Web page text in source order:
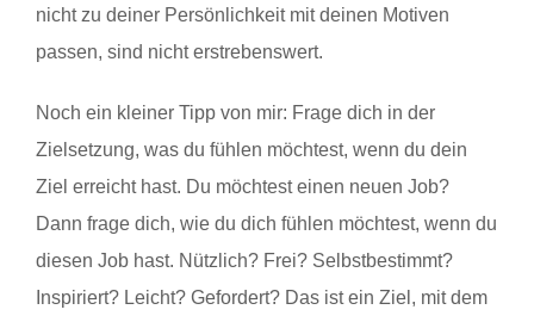
nicht zu deiner Persönlichkeit mit deinen Motiven
passen, sind nicht erstrebenswert.
Noch ein kleiner Tipp von mir: Frage dich in der
Zielsetzung, was du fühlen möchtest, wenn du dein
Ziel erreicht hast. Du möchtest einen neuen Job?
Dann frage dich, wie du dich fühlen möchtest, wenn du
diesen Job hast. Nützlich? Frei? Selbstbestimmt?
Inspiriert? Leicht? Gefordert? Das ist ein Ziel, mit dem